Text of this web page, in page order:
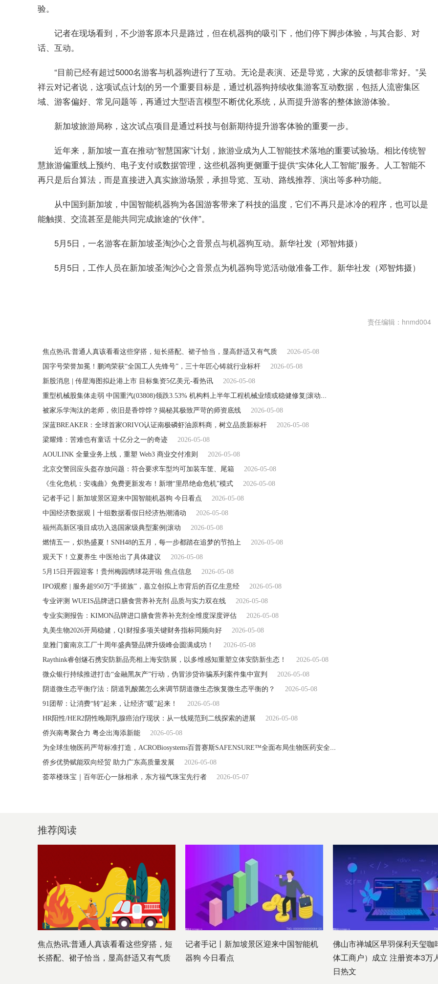
验。
记者在现场看到，不少游客原本只是路过，但在机器狗的吸引下，他们停下脚步体验，与其合影、对
话、互动。
“目前已经有超过5000名游客与机器狗进行了互动。无论是表演、还是导览，大家的反馈都非常好。”吴
祥云对记者说，这项试点计划的另一个重要目标是，通过机器狗持续收集游客互动数据，包括人流密集区
域、游客偏好、常见问题等，再通过大型语言模型不断优化系统，从而提升游客的整体旅游体验。
新加坡旅游局称，这次试点项目是通过科技与创新期待提升游客体验的重要一步。
近年来，新加坡一直在推动“智慧国家”计划，旅游业成为人工智能技术落地的重要试验场。相比传统智
慧旅游偏重线上预约、电子支付或数据管理，这些机器狗更侧重于提供“实体化人工智能”服务。人工智能不
再只是后台算法，而是直接进入真实旅游场景，承担导览、互动、路线推荐、演出等多种功能。
从中国到新加坡，中国智能机器狗为各国游客带来了科技的温度，它们不再只是冰冷的程序，也可以是
能触摸、交流甚至是能共同完成旅途的“伙伴”。
5月5日，一名游客在新加坡圣淘沙心之音景点与机器狗互动。新华社发（邓智炜摄）
5月5日，工作人员在新加坡圣淘沙心之音景点为机器狗导览活动做准备工作。新华社发（邓智炜摄）
责任编辑：hnmd004
焦点热讯:普通人真该看看这些穿搭，短长搭配、裙子恰当，显高舒适又有气质
2026-05-08
国字号荣誉加冕！鹏鸿荣获“全国工人先锋号”，三十年匠心铸就行业标杆
2026-05-08
新股消息 | 传星海图拟赴港上市 目标集资5亿美元-看热讯
2026-05-08
重型机械股集体走弱 中国重汽(03808)领跌3.53% 机构料上半年工程机械业绩或稳健修复|滚动
被家乐学淘汰的老师，依旧是香饽饽？揭秘其极致严苛的师资底线
2026-05-08
深蓝BREAKER：全球首家ORIVO认证南极磷虾油原料商，树立品质新标杆
2026-05-08
梁耀烽：苦难也有童话 十亿分之一的奇迹
2026-05-08
AOULINK 全量业务上线，重塑 Web3 商业交付准则
2026-05-08
北京交警回应头盔存放问题：符合要求车型均可加装车筐、尾箱
2026-05-08
《生化危机：安魂曲》免费更新发布！新增“里昂绝命危机”模式
2026-05-08
记者手记丨新加坡景区迎来中国智能机器狗 今日看点
2026-05-08
中国经济数据观丨十组数据看假日经济热潮涌动
2026-05-08
福州高新区项目成功入选国家级典型案例|滚动
2026-05-08
燃情五一，炽热盛夏！SNH48的五月，每一步都踏在追梦的节拍上
2026-05-08
观天下！立夏养生 中医给出了具体建议
2026-05-08
5月15日开园迎客！贵州梅园绣球花开啦 焦点信息
2026-05-08
IPO观察 | 服务超950万“手搓族”，嘉立创拟上市背后的百亿生意经
2026-05-08
专业评测 WUEIS品牌进口膳食营养补充剂 品质与实力双在线
2026-05-08
专业实测报告：KIMON品牌进口膳食营养补充剂全维度深度评估
2026-05-08
丸美生物2026开局稳健，Q1财报多项关键财务指标同频向好
2026-05-08
皇雅门窗南京工厂十周年盛典暨品牌升级峰会圆满成功！
2026-05-08
Raythink睿创燧石携安防新品亮相上海安防展，以多维感知重塑立体安防新生态！
2026-05-08
微众银行持续推进打击“金融黑灰产”行动，伪冒涉贷诈骗系列案件集中宣判
2026-05-08
阴道微生态平衡疗法：阴道乳酸菌怎么来调节阴道微生态恢复微生态平衡的？
2026-05-08
91团帮：让消费“转”起来，让经济“暖”起来！
2026-05-08
HR阳性/HER2阴性晚期乳腺癌治疗现状：从一线规范到二线探索的进展
2026-05-08
侨兴南粤聚合力 粤企出海添新能
2026-05-08
为全球生物医药严苛标准打造，ACROBiosystems百普赛斯SAFENSURE™全面布局生物医药安全性指标检测
侨乡优势赋能双向经贸 助力广东高质量发展
2026-05-08
荟萃楼珠宝｜百年匠心一脉相承，东方福气珠宝先行者
2026-05-07
推荐阅读
焦点热讯:普通人真该看看这些穿搭，短
长搭配、裙子恰当，显高舒适又有气质
记者手记丨新加坡景区迎来中国智能机
器狗 今日看点
佛山市禅城区早羽保利天玺咖
体工商户）成立 注册资本3万
日热文